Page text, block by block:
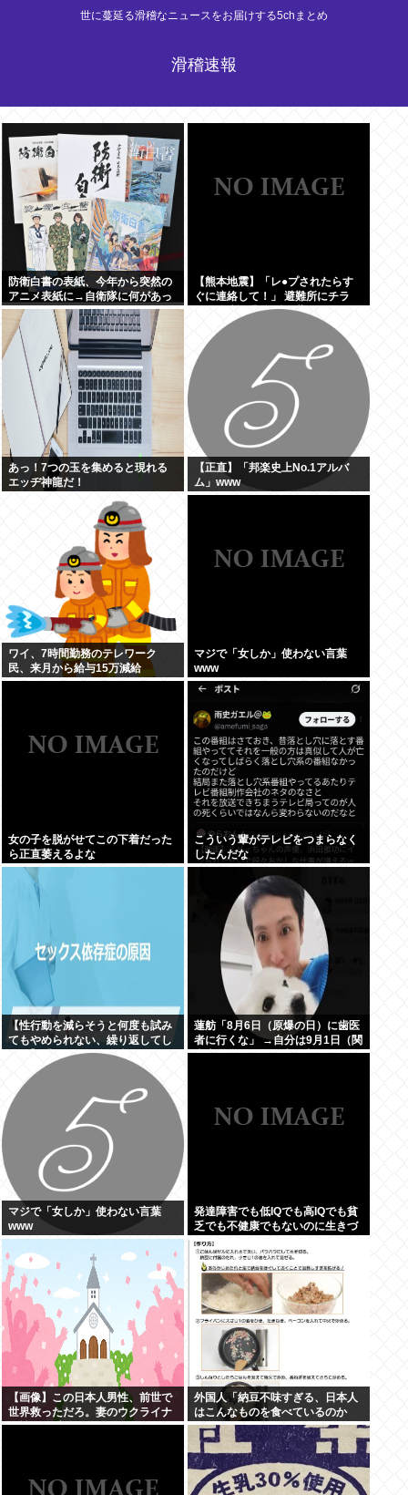
世に蔓延る滑稽なニュースをお届けする5chまとめ
滑稽速報
防衛白書の表紙、今年から突然の
アニメ表紙に→自衛隊に何があっ
たのか。
【熊本地震】「レ●プされたらす
ぐに連絡して！」 避難所にチラ
シ。 無料で緊急避妊薬を届けるシ
ステムを実現へ
あっ！7つの玉を集めると現れる
エッヂ神龍だ！
【正直】「邦楽史上No.1アルバ
ム」www
ワイ、7時間勤務のテレワーク
民、来月から給与15万減給
マジで「女しか」使わない言葉
www
女の子を脱がせてこの下着だった
ら正直萎えるよな
こういう輩がテレビをつまらなく
したんだな
【性行動を減らそうと何度も試み
てもやめられない、繰り返してし
まう】「セクロス依存症」
蓮舫「8月6日（原爆の日）に歯医
者に行くな」 →自分は9月1日（関
東大震災の日）に歯医者に行って
マジで「女しか」使わない言葉
www
発達障害でも低IQでも高IQでも貧
乏でも不健康でもないのに生きづ
らい奴www
【画像】この日本人男性、前世で
世界救っただろ。妻のウクライナ
女性が可愛すぎる件
外国人「納豆不味すぎる、日本人
はこんなものを食べているのか
い？」